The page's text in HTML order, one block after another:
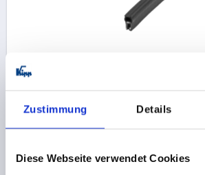
Zustimmung Details
Diese Webseite verwendet Cookies
KANTENSCHUTZ-DICHTPROFIL
EPDM SCHWARZ, KOMP:EPDM L=10
LÄNGE=10000
KLEMMBEREICH
MINDESTBIEGERADIUS MM=A=50